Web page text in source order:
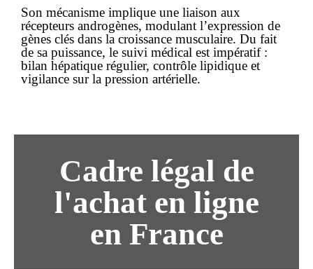
Son mécanisme implique une liaison aux
récepteurs androgènes, modulant l’expression de
gènes clés dans la croissance musculaire. Du fait
de sa puissance, le suivi médical est impératif :
bilan hépatique régulier, contrôle lipidique et
vigilance sur la pression artérielle.
Cadre légal de
l'achat en ligne
en France